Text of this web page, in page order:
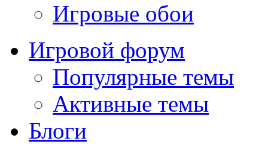
Игровые обои
Игровой форум
Популярные темы
Активные темы
Блоги